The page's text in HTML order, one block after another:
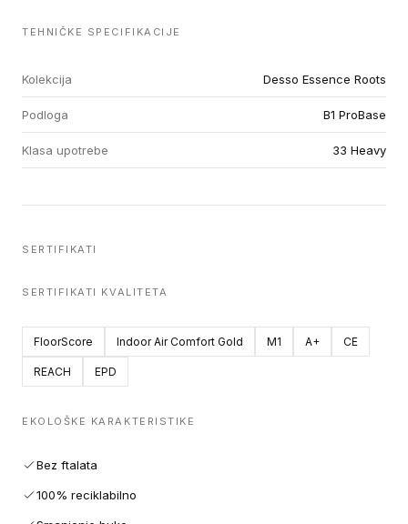
TEHNIČKE SPECIFIKACIJE
Kolekcija Desso Essence Roots
Podloga B1 ProBase
Klasa upotrebe 33 Heavy
SERTIFIKATI
SERTIFIKATI KVALITETA
FloorScore Indoor Air Comfort Gold M1 A+ CE
REACH EPD
EKOLOŠKE KARAKTERISTIKE
Bez ftalata
100% reciklabilno